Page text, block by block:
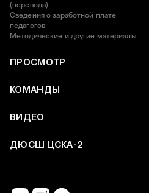
(перевода)
Сведения о заработной плате
педагогов
Методические и другие материалы
ПРОСМОТР
КОМАНДЫ
ВИДЕО
ДЮСШ ЦСКА-2